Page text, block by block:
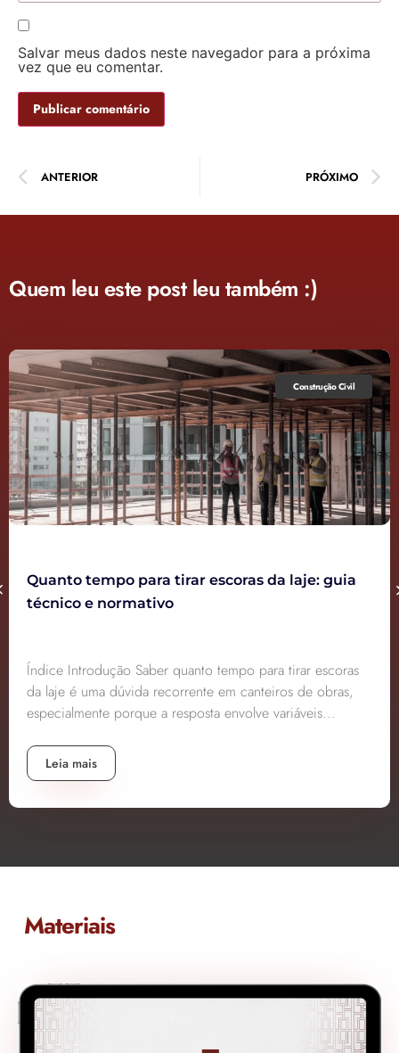
Salvar meus dados neste navegador para a próxima
vez que eu comentar.
ANTERIOR PRÓXIMO
Quem leu este post leu também :)
Construção Civil
Quanto tempo para tirar escoras da laje: guia
técnico e normativo
Índice Introdução Saber quanto tempo para tirar escoras
da laje é uma dúvida recorrente em canteiros de obras,
especialmente porque a resposta envolve variáveis...
Leia mais
Materiais